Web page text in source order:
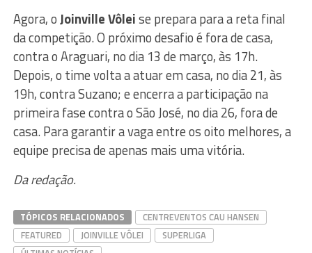
Agora, oJoinville Vôleise prepara para a reta final
da competição. O próximo desafio é fora de casa,
contra o Araguari, no dia 13 de março, às 17h.
Depois, o time volta a atuar em casa, no dia 21, às
19h, contra Suzano; e encerra a participação na
primeira fase contra o São José, no dia 26, fora de
casa. Para garantir a vaga entre os oito melhores, a
equipe precisa de apenas mais uma vitória.
Da redação.
TÓPICOS RELACIONADOS
CENTREVENTOS CAU HANSEN
FEATURED
JOINVILLE VÔLEI
SUPERLIGA